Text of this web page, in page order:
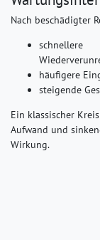
Nach beschädigter
schnellere
häufigere
steigende
Ein klassischer
Aufwand und
Wirkung.